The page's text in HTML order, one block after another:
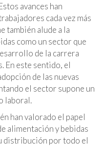
avances han
cada vez más
también alude a la
como un sector que
de la carrera
En este sentido, el
de las nuevas
el sector supone un
laboral.
han valorado el papel
alimentación y bebidas
distribución por todo el